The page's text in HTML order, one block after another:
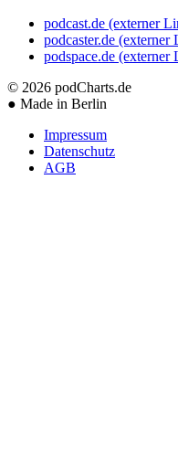
podcast.de (externer
podcaster.de (externer
podspace.de (externer
© 2026 podCharts.de
● Made in Berlin
Impressum
Datenschutz
AGB